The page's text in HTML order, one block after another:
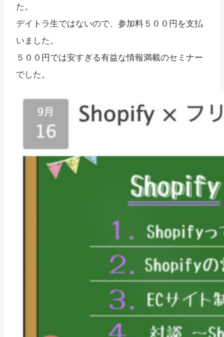
た。
デイトラ生ではないので、参加料５００円を支払
いました。
５００円では安すぎる有益な情報満載のセミナー
でした。